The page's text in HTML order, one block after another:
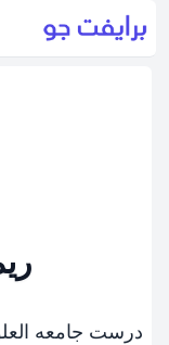
درست جامعه